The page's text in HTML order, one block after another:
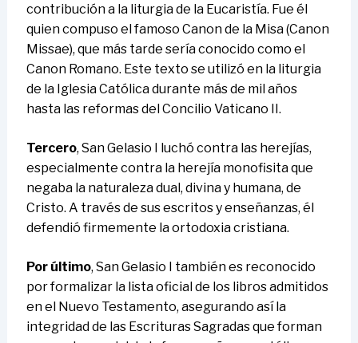
contribución a la liturgia de la Eucaristía. Fue él
quien compuso el famoso Canon de la Misa (Canon
Missae), que más tarde sería conocido como el
Canon Romano. Este texto se utilizó en la liturgia
de la Iglesia Católica durante más de mil años
hasta las reformas del Concilio Vaticano II.
Tercero, San Gelasio I luchó contra las herejías,
especialmente contra la herejía monofisita que
negaba la naturaleza dual, divina y humana, de
Cristo. A través de sus escritos y enseñanzas, él
defendió firmemente la ortodoxia cristiana.
Por último, San Gelasio I también es reconocido
por formalizar la lista oficial de los libros admitidos
en el Nuevo Testamento, asegurando así la
integridad de las Escrituras Sagradas que forman